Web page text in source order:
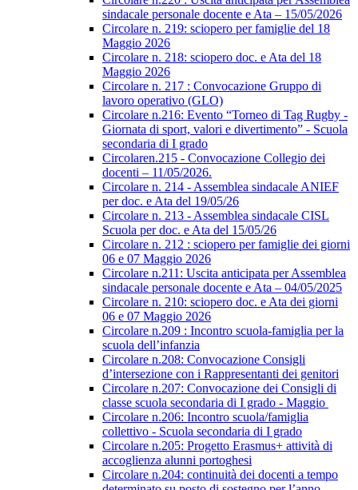
sindacale personale docente e Ata – 15/05/2026
Circolare n. 219: sciopero per famiglie del 18
Maggio 2026
Circolare n. 218: sciopero doc. e Ata del 18
Maggio 2026
Circolare n. 217 : Convocazione Gruppo di
lavoro operativo (GLO)
Circolare n.216: Evento “Torneo di Tag Rugby -
Giornata di sport, valori e divertimento” - Scuola
secondaria di I grado
Circolaren.215 - Convocazione Collegio dei
docenti – 11/05/2026.
Circolare n. 214 - Assemblea sindacale ANIEF
per doc. e Ata del 19/05/26
Circolare n. 213 - Assemblea sindacale CISL
Scuola per doc. e Ata del 15/05/26
Circolare n. 212 : sciopero per famiglie dei giorni
06 e 07 Maggio 2026
Circolare n.211: Uscita anticipata per Assemblea
sindacale personale docente e Ata – 04/05/2025
Circolare n. 210: sciopero doc. e Ata dei giorni
06 e 07 Maggio 2026
Circolare n.209 : Incontro scuola-famiglia per la
scuola dell’infanzia
Circolare n.208: Convocazione Consigli
d’intersezione con i Rappresentanti dei genitori
Circolare n.207: Convocazione dei Consigli di
classe scuola secondaria di I grado - Maggio
Circolare n.206: Incontro scuola/famiglia
collettivo - Scuola secondaria di I grado
Circolare n.205: Progetto Erasmus+ attività di
accoglienza alunni portoghesi
Circolare n.204: continuità dei docenti a tempo